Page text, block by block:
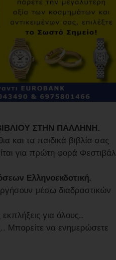
ΣΤΗΝ ΠΑΛΛΗΝΗ.
και τα παιδικά βιβλία σας
για πρώτη φορά Φεστιβάλ
Ελληνοεκδοτική.
μέσω διαδραστικών
για όλους..
Μπορείτε να ενημερώσετε